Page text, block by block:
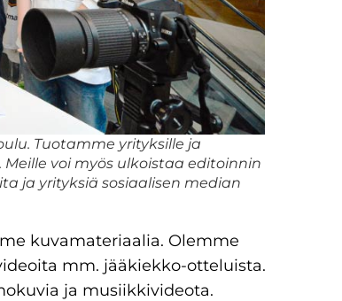
Tuotamme yrityksille ja
voi myös ulkoistaa editoinnin
ja yrityksiä sosiaalisen median
kuvamateriaalia. Olemme
mm. jääkiekko-otteluista.
ja musiikkivideota.